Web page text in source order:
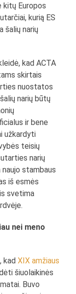
kitų Europos
kurią ES
šalių narių
kad ACTA
skirtais
nuostatos
narių būtų
ir bene
užkardyti
teisių
narių
stambaus
iš esmės
svetima
nei meno
kadXIX amžiaus
šiuolaikinės
Buvo